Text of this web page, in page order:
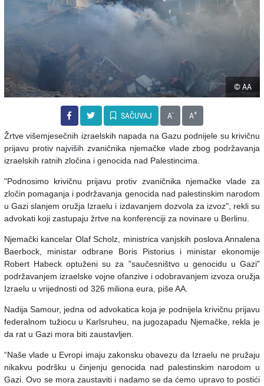
© AA
SAČUVAJ A- A+
Žrtve višemjesečnih izraelskih napada na Gazu podnijele su krivičnu
prijavu protiv najviših zvaničnika njemačke vlade zbog podržavanja
izraelskih ratnih zločina i genocida nad Palestincima.
"Podnosimo krivičnu prijavu protiv zvaničnika njemačke vlade za
zločin pomaganja i podržavanja genocida nad palestinskim narodom
u Gazi slanjem oružja Izraelu i izdavanjem dozvola za izvoz", rekli su
advokati koji zastupaju žrtve na konferenciji za novinare u Berlinu.
Njemački kancelar Olaf Scholz, ministrica vanjskih poslova Annalena
Baerbock, ministar odbrane Boris Pistorius i ministar ekonomije
Robert Habeck optuženi su za "saučesništvo u genocidu u Gazi"
podržavanjem izraelske vojne ofanzive i odobravanjem izvoza oružja
Izraelu u vrijednosti od 326 miliona eura, piše AA.
Nadija Samour, jedna od advokatica koja je podnijela krivičnu prijavu
federalnom tužiocu u Karlsruheu, na jugozapadu Njemačke, rekla je
da rat u Gazi mora biti zaustavljen.
“Naše vlade u Evropi imaju zakonsku obavezu da Izraelu ne pružaju
nikakvu podršku u činjenju genocida nad palestinskim narodom u
Gazi. Ovo se mora zaustaviti i nadamo se da ćemo upravo to postići